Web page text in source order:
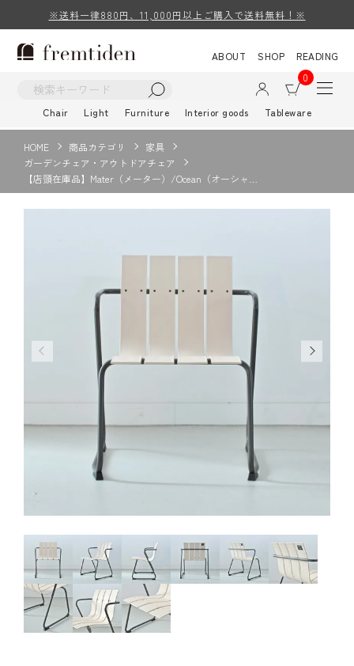
※送料一律880円、11,000円以上ご購入で送料無料！※
ABOUT SHOP
READING
0
Chair Light Furniture Interior goods Tableware
HOME 商品カテゴリ
家具
ガーデンチェア・アウトドアチェア
【店頭在庫品】Mater（メーター）/Ocean（オーシャ…